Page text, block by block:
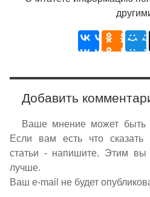
Добавить
Ваше мнение может быть
Если вам есть что
статьи - напишите. Этим вы
лучше.
Ваш e-mail не будет